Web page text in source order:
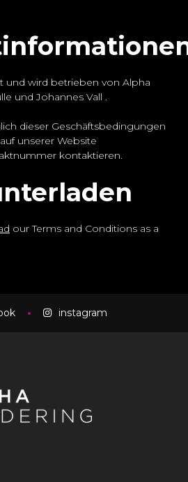
und wird betrieben von Alpha
und Johannes Vall .
dieser Geschäftsbedingungen
unserer Website
kontaktieren.
our Terms and Conditions as a
instagram